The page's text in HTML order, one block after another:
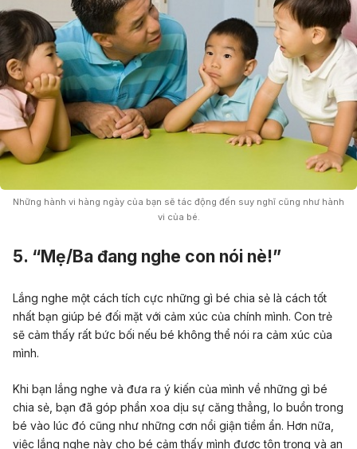
Những hành vi hàng ngày của bạn sẽ tác động đến suy nghĩ cũng như hành
vi của bé.
5. “Mẹ/Ba đang nghe con nói nè!”
Lắng nghe một cách tích cực những gì bé chia sẻ là cách tốt
nhất bạn giúp bé đối mặt với cảm xúc của chính mình. Con trẻ
sẽ cảm thấy rất bức bối nếu bé không thể nói ra cảm xúc của
mình.
Khi bạn lắng nghe và đưa ra ý kiến của mình về những gì bé
chia sẻ, bạn đã góp phần xoa dịu sự căng thẳng, lo buồn trong
bé vào lúc đó cũng như những cơn nổi giận tiềm ẩn. Hơn nữa,
việc lắng nghe này cho bé cảm thấy mình được tôn trọng và an